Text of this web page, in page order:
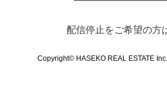
配信停止をご希望の方
Copyright© HASEKO REAL ESTATE